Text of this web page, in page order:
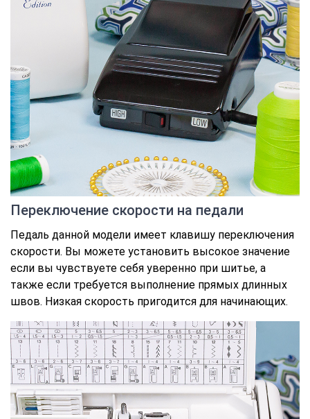
Переключение скорости на педали
Педаль данной модели имеет клавишу переключения
скорости. Вы можете установить высокое значение
если вы чувствуете себя уверенно при шитье, а
также если требуется выполнение прямых длинных
швов. Низкая скорость пригодится для начинающих.